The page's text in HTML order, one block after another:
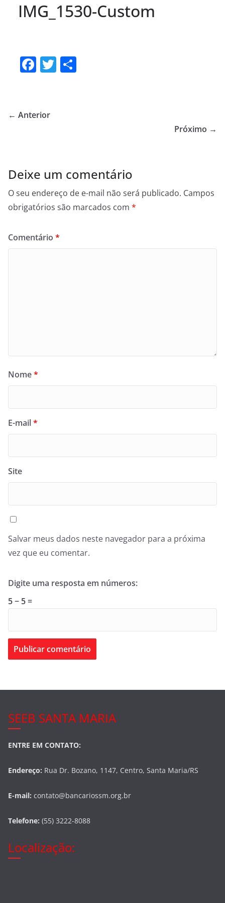
IMG_1530-Custom
F
e
k
T
← Anterior
Próximo →
Deixe um comentário
O seu endereço de e-mail não será publicado. Campos
obrigatórios são marcados com *
Comentário *
Nome*
E-mail*
Site
Salvar meus dados neste navegador para a próxima
vez que eu comentar.
Digite uma resposta em números:
5 − 5 =
SEEB SANTA MARIA
ENTRE EM CONTATO:
Endereço: Rua Dr. Bozano, 1147, Centro, Santa Maria/RS
E-mail: contato@bancariossm.org.br
Telefone: (55) 3222-8088
Localização: